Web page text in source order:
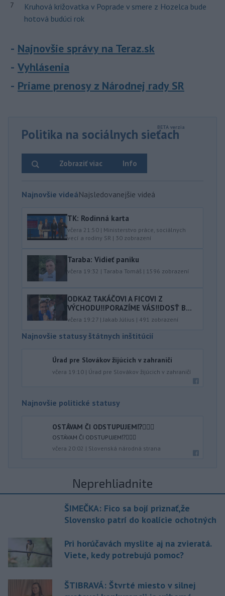
7
Kruhová križovatka v Poprade v smere z Hozelca bude
hotová budúci rok
Najnovšie správy na Teraz.sk
Vyhlásenia
Priame prenosy z Národnej rady SR
Politika na sociálnych sieťach
Info
Zobraziť viac
Najnovšie videáNajsledovanejšie videá
TK: Rodinná karta
včera 21:50 | Ministerstvo práce, sociálnych
vecí a rodiny SR | 30 zobrazení
Taraba: Vidieť paniku
včera 19:32 | Taraba Tomáš | 1596 zobrazení
ODKAZ TAKÁČOVI A FICOVI Z
VÝCHODU‼️PORAZÍME VÁS‼️DOSŤ B...
včera 19:27 |Jakab Július | 491 zobrazení
Najnovšie statusy štátnych inštitúcií
Úrad pre Slovákov žijúcich v zahraničí
včera 19:10 | Úrad pre Slovákov žijúcich v zahraničí
Najnovšie politické statusy
OSTÁVAM ČI ODSTUPUJEM⁉️🤷🏻‍♂️
OSTÁVAM ČI ODSTUPUJEM⁉️🤷🏻‍♂️
včera 20:02 | Slovenská národná strana
Neprehliadnite
ŠIMEČKA: Fico sa bojí priznať,že
Slovensko patrí do koalície ochotných
Pri horúčavách myslite aj na zvieratá.
Viete, kedy potrebujú pomoc?
ŠTIBRAVÁ: Štvrté miesto v silnej